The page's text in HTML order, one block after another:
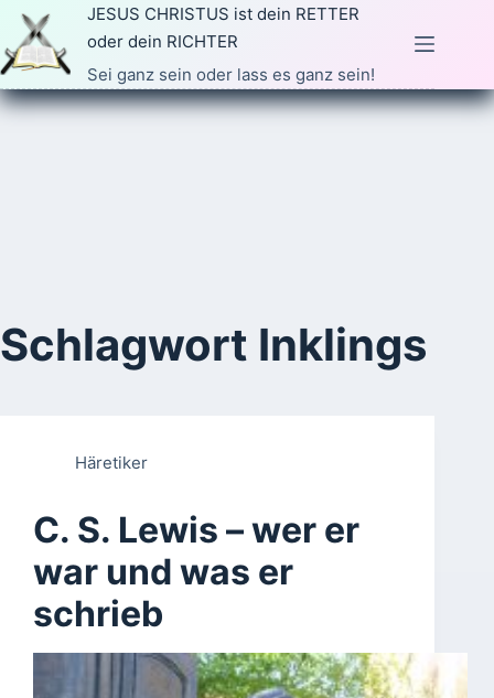
Zum
Inhalt
springen
JESUS CHRISTUS ist dein RETTER
oder dein RICHTER
Sei ganz sein oder lass es ganz sein!
Schlagwort Inklings
Häretiker
C. S. Lewis – wer er
war und was er
schrieb